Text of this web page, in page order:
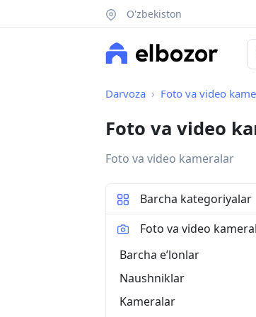
O'zbekiston
Darvoza Foto va video
Foto va video
Foto va video kameralar
Barcha kategoriyalar
Foto va video
Barcha eʼlonlar
Naushniklar
Kameralar